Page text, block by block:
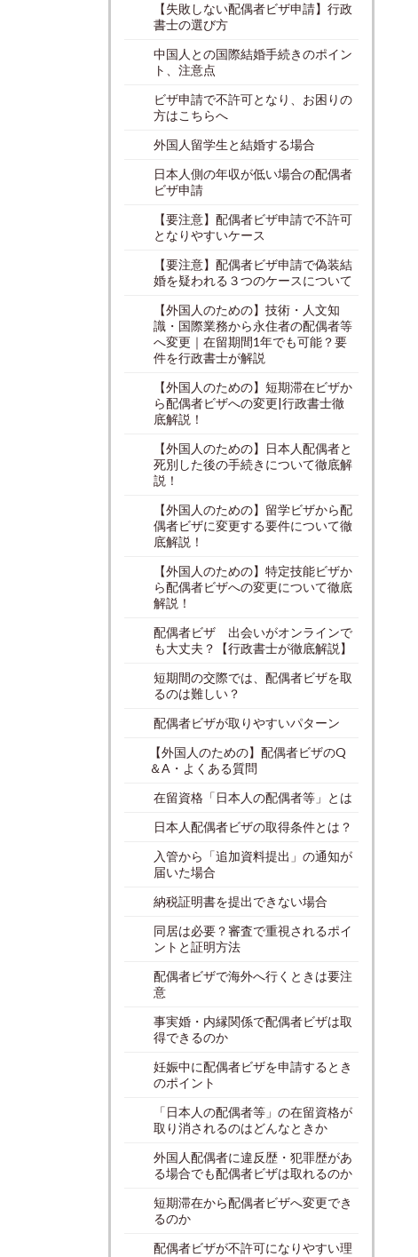
【失敗しない配偶者ビザ申請】行政
書士の選び方
中国人との国際結婚手続きのポイン
ト、注意点
ビザ申請で不許可となり、お困りの
方はこちらへ
外国人留学生と結婚する場合
日本人側の年収が低い場合の配偶者
ビザ申請
【要注意】配偶者ビザ申請で不許可
となりやすいケース
【要注意】配偶者ビザ申請で偽装結
婚を疑われる３つのケースについて
【外国人のための】技術・人文知
識・国際業務から永住者の配偶者等
へ変更｜在留期間1年でも可能？要
件を行政書士が解説
【外国人のための】短期滞在ビザか
ら配偶者ビザへの変更|行政書士徹
底解説！
【外国人のための】日本人配偶者と
死別した後の手続きについて徹底解
説！
【外国人のための】留学ビザから配
偶者ビザに変更する要件について徹
底解説！
【外国人のための】特定技能ビザか
ら配偶者ビザへの変更について徹底
解説！
配偶者ビザ 出会いがオンラインで
も大丈夫？【行政書士が徹底解説】
短期間の交際では、配偶者ビザを取
るのは難しい？
配偶者ビザが取りやすいパターン
【外国人のための】配偶者ビザのQ
＆A・よくある質問
在留資格「日本人の配偶者等」とは
日本人配偶者ビザの取得条件とは？
入管から「追加資料提出」の通知が
届いた場合
納税証明書を提出できない場合
同居は必要？審査で重視されるポイ
ントと証明方法
配偶者ビザで海外へ行くときは要注
意
事実婚・内縁関係で配偶者ビザは取
得できるのか
妊娠中に配偶者ビザを申請するとき
のポイント
「日本人の配偶者等」の在留資格が
取り消されるのはどんなときか
外国人配偶者に違反歴・犯罪歴があ
る場合でも配偶者ビザは取れるのか
短期滞在から配偶者ビザへ変更でき
るのか
配偶者ビザが不許可になりやすい理